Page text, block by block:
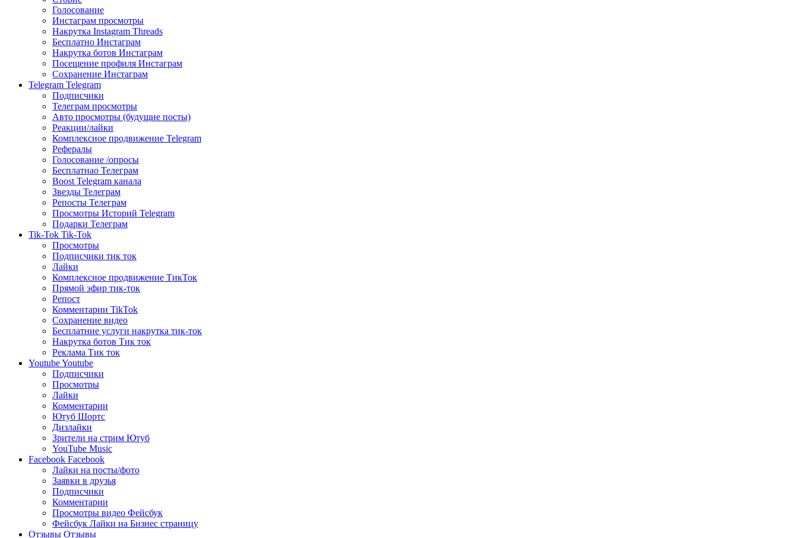
Голосование
Инстаграм просмотры
Накрутка Instagram Threads
Бесплатно Инстаграм
Накрутка ботов Инстаграм
Посещение профиля Инстаграм
Сохранение Инстаграм
Telegram Telegram
Подписчики
Телеграм просмотры
Авто просмотры (будущие посты)
Реакции/лайки
Комплексное продвижение Telegram
Рефералы
Голосование /опросы
Бесплатнао Телеграм
Boost Telegram канала
Звезды Телеграм
Репосты Телеграм
Просмотры Историй Telegram
Подарки Телеграм
Tik-Tok Tik-Tok
Просмотры
Подписчики тик ток
Лайки
Комплексное продвижение ТикТок
Прямой эфир тик-ток
Репост
Комментарии TikTok
Сохранение видео
Бесплатние услуги накрутка тик-ток
Накрутка ботов Тик ток
Реклама Тик ток
YoutubeYoutube
Подписчики
Просмотры
Лайки
Комментарии
Ютуб Шортс
Дизлайки
Зрители на стрим Ютуб
YouTube Music
Facebook Facebook
Лайки на посты/фото
Заявки в друзья
Подписчики
Комментарии
Просмотры видео Фейсбук
Фейсбук Лайки на Бизнес страницу
Отзывы Отзывы